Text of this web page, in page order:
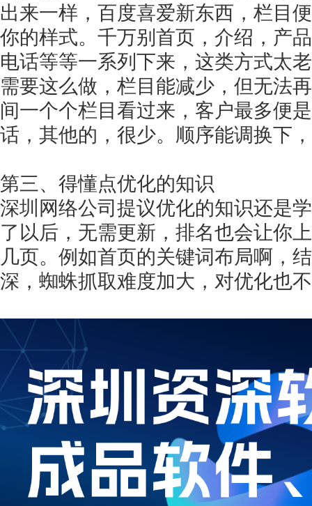
出来一样，百度喜爱新东西，栏目
你的样式。千万别首页，介绍，产
电话等等一系列下来，这类方式太
需要这么做，栏目能减少，但无法
间一个个栏目看过来，客户最多便
话，其他的，很少。顺序能调换下
第三、得懂点优化的知识
深圳 网络公司提议优化的知识还是
了以后，无需更新，排名也会让你
几页。例如首页的关键词布局啊，
深，蜘蛛抓取难度加大，对优化也